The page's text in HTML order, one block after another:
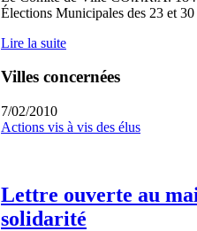
Élections Municipales des 23 et 30
Lire la suite
Villes concernées
7/02/2010
Actions vis à vis des élus
Lettre ouverte au
solidarité